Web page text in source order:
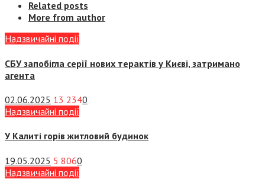
Related posts
More from author
Надзвичайні події
СБУ запобігла серії нових терактів у Києві, затримано
агента
02.06.2025 13 2340
Надзвичайні події
У Калиті горів житловий будинок
19.05.2025 5 8060
Надзвичайні події